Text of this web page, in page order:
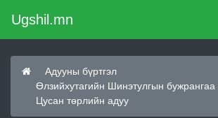
Ugshil.mn
Адууны бүртгэл
Өлзийхутагийн Шинэтулгын бужрангаа
Цусан төрлийн адуу